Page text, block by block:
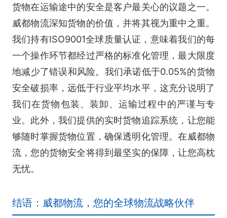
货物在运输途中的安全是客户最关心的议题之一。
威都物流深知货物的价值，并将其视为重中之重。
我们持有ISO9001全球质量认证，意味着我们的每
一个操作环节都经过严格的标准化管理，最大限度
地减少了错误和风险。我们承诺低于0.05%的货物
安全破损率，远低于行业平均水平，这充分说明了
我们在货物包装、装卸、运输过程中的严谨与专
业。此外，我们提供的实时货物追踪系统，让您能
够随时掌握货物位置，确保透明化管理。在威都物
流，您的货物安全将得到最坚实的保障，让您高枕
无忧。
结语：威都物流，您的全球物流战略伙伴